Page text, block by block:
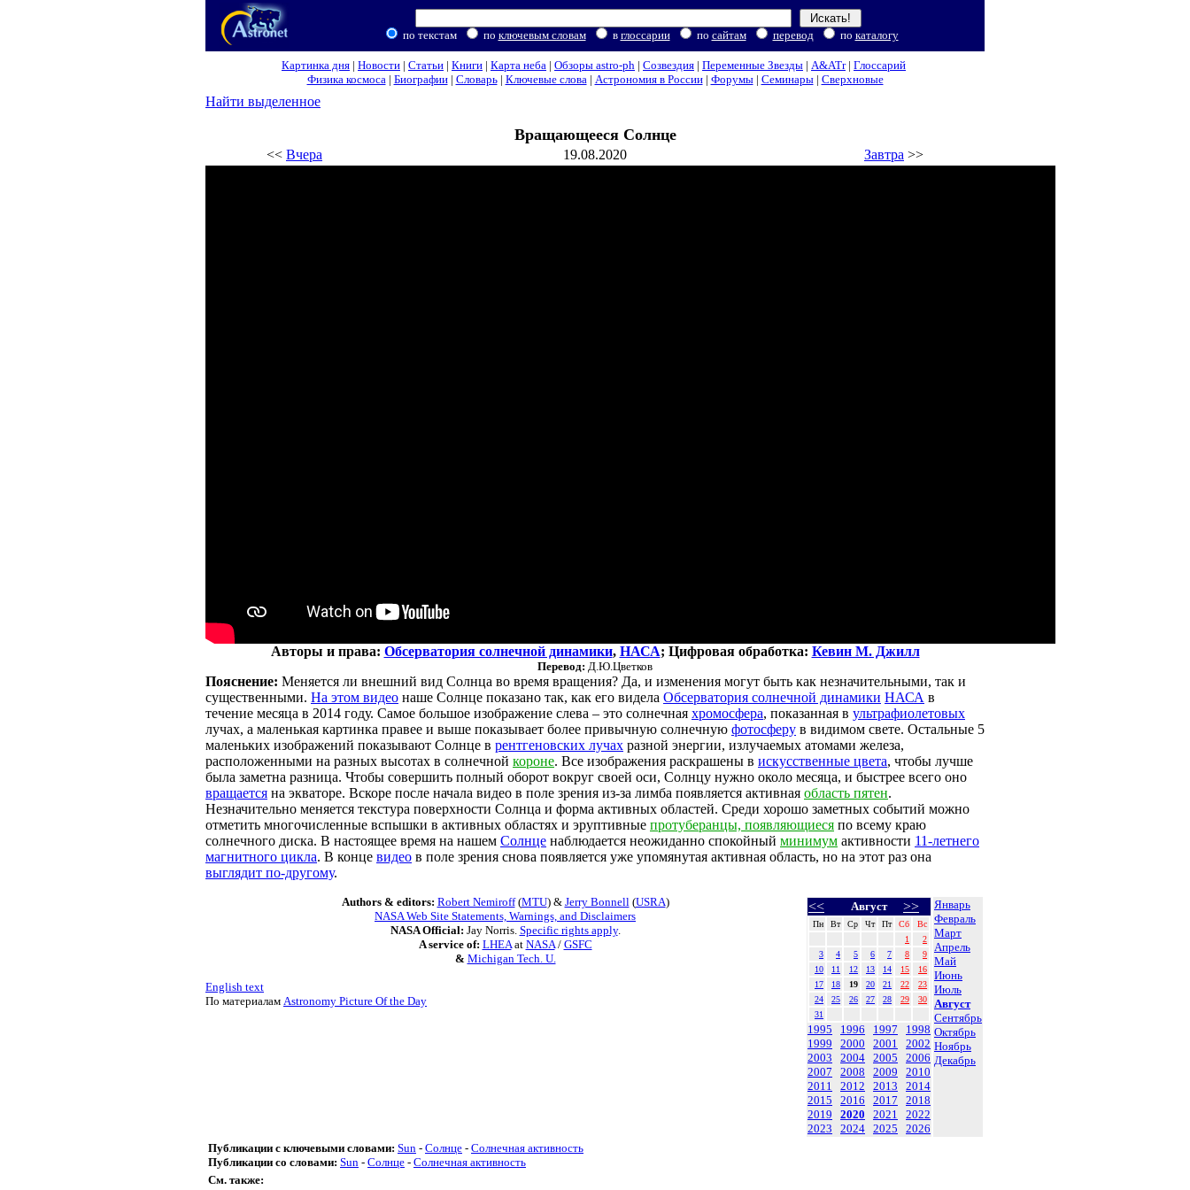
по текстам по ключевым словам в глоссарии по сайтам перевод по каталогу
Картинка дня | Новости | Статьи | Книги | Карта неба | Обзоры astro-ph | Созвездия | Переменные Звезды | A&ATr| Глоссарий
Физика космоса| Биографии| Словарь| Ключевые слова| Астрономия в России| Форумы| Семинары| Сверхновые
Найти выделенное
Вращающееся Солнце
<< Вчера 19.08.2020 Завтра >>
Авторы и права: Обсерватория солнечной динамики, НАСА; Цифровая обработка: Кевин М. Джилл
Перевод: Д.Ю.Цветков
Пояснение: Меняется ли внешний вид Солнца во время вращения? Да, и изменения могут быть как незначительными, так и
существенными. На этом видео наше Солнце показано так, как его видела Обсерватория солнечной динамики НАСА в
течение месяца в 2014 году. Самое большое изображение слева – это солнечная хромосфера, показанная в ультрафиолетовых
лучах, а маленькая картинка правее и выше показывает более привычную солнечную фотосферу в видимом свете. Остальные 5
маленьких изображений показывают Солнце в рентгеновских лучах разной энергии, излучаемых атомами железа,
расположенными на разных высотах в солнечной короне. Все изображения раскрашены в искусственные цвета, чтобы лучше
была заметна разница. Чтобы совершить полный оборот вокруг своей оси, Солнцу нужно около месяца, и быстрее всего оно
вращается на экваторе. Вскоре после начала видео в поле зрения из-за лимба появляется активная область пятен.
Незначительно меняется текстура поверхности Солнца и форма активных областей. Среди хорошо заметных событий можно
отметить многочисленные вспышки в активных областях и эруптивные протуберанцы, появляющиеся по всему краю
солнечного диска. В настоящее время на нашем Солнце наблюдается неожиданно спокойный минимум активности 11-летнего
магнитного цикла. В конце видео в поле зрения снова появляется уже упомянутая активная область, но на этот раз она
выглядит по-другому.
<< Август >>
Пн Вт Ср Чт Пт Сб
Вс
1
2
3
4 5 6 7 8
9
10
11 12 13 14 15
16
17
18 19 20 21 22
23
24
25 26 27 28 29
30
31
1995 1996 1997
1998
1999
2000 2001
2002
2003
2004 2005
2006
2007
2008 2009
2010
2011
2012 2013
2014
2015
2016 2017
2018
2019
2020 2021
2022
2023
2024 2025 2026
Январь
Февраль
Март
Апрель
Май
Июнь
Июль
Август
Сентябрь
Октябрь
Ноябрь
Декабрь
Authors & editors: Robert Nemiroff(MTU) & Jerry Bonnell(USRA)
NASA Web Site Statements, Warnings, and Disclaimers
NASA Official: Jay Norris. Specific rights apply.
A service of: LHEAat NASA/ GSFC
& Michigan Tech. U.
English text
По материалам Astronomy Picture Of the Day
Публикации с ключевыми словами: Sun - Солнце - Солнечная активность
Публикации со словами: Sun - Солнце - Солнечная активность
См. также: